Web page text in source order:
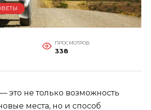
ПРОСМОТРОВ
338
это не только возможность
места, но и способ